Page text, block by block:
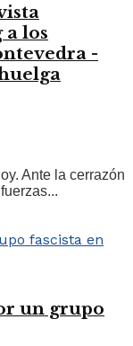
los
-
Ante la cerrazón
un grupo